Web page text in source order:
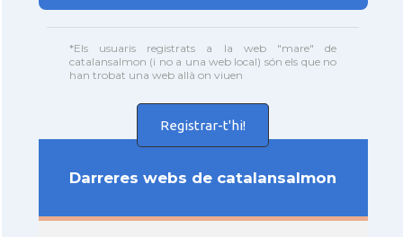
*Els usuaris registrats a la web "mare" de
catalansalmon (i no a una web local) són els que no
han trobat una web allà on viuen
Registrar-t'hi!
Darreres webs de catalansalmon